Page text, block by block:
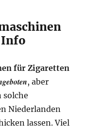
Info
für Zigaretten
, aber
solche
Niederlanden
lassen. Viel